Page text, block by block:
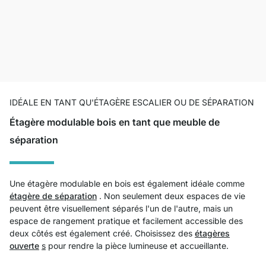
IDÉALE EN TANT QU'ÉTAGÈRE ESCALIER OU DE SÉPARATION
Étagère modulable bois en tant que meuble de
séparation
Une étagère modulable en bois est également idéale comme
étagère de séparation . Non seulement deux espaces de vie
peuvent être visuellement séparés l'un de l'autre, mais un
espace de rangement pratique et facilement accessible des
deux côtés est également créé. Choisissez des étagères
ouverte s pour rendre la pièce lumineuse et accueillante.